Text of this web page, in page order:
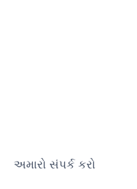
અમારો સંપર્ક કરો